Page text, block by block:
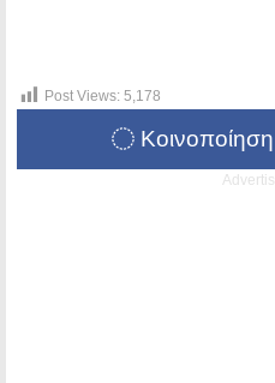
Post Views: 5,178